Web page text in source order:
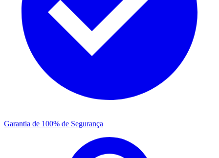
Garantia de 100% de Segurança